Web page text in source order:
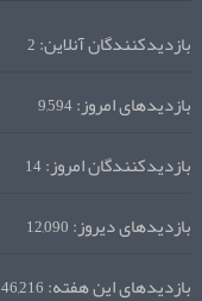
بازدیدکنندگان آنلاین:2
بازدیدهای امروز:9,594
بازدیدکنندگان امروز:14
بازدیدهای دیروز:12,090
بازدیدهای این هفته:46,216